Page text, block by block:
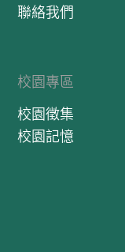
聯絡我們
校園專區
校園徵集
校園記憶